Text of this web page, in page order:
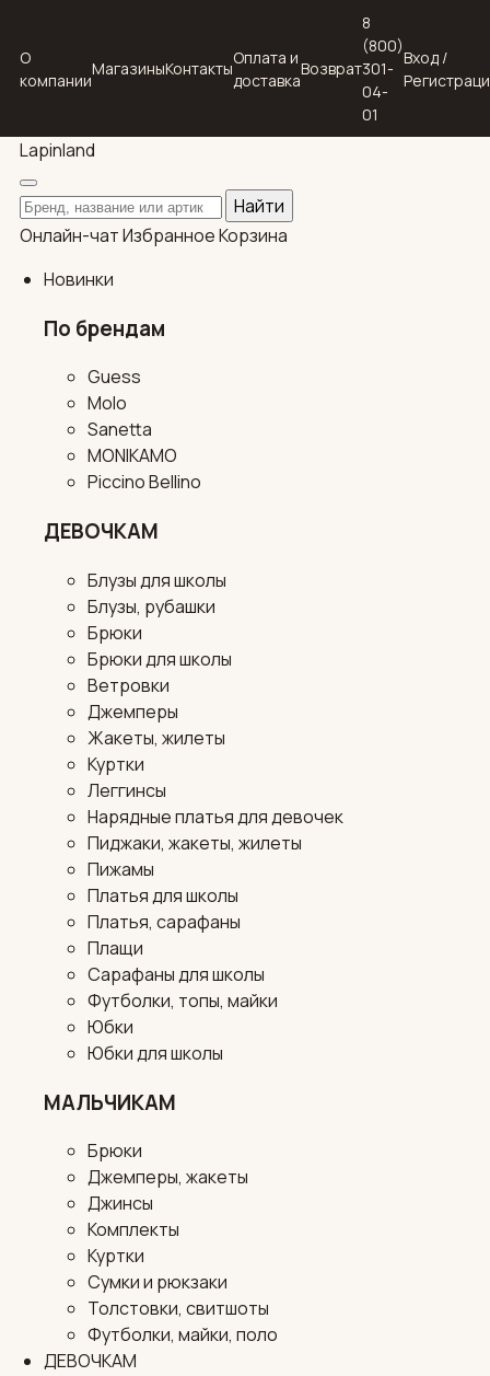
О
компании
МагазиныКонтакты
Оплата и
доставка
Возврат
8
(800)
301-
04-
01
Вход /
Lapinland
Поиск по каталогу
Найти
Онлайн-чатИзбранноеКорзина
Новинки
По брендам
Guess
Molo
Sanetta
MONIKAMO
Piccino Bellino
ДЕВОЧКАМ
Блузы для школы
Блузы, рубашки
Брюки
Брюки для школы
Ветровки
Джемперы
Жакеты, жилеты
Куртки
Леггинсы
Нарядные платья для девочек
Пиджаки, жакеты, жилеты
Пижамы
Платья для школы
Платья, сарафаны
Плащи
Сарафаны для школы
Футболки, топы, майки
Юбки
Юбки для школы
МАЛЬЧИКАМ
Брюки
Джемперы, жакеты
Джинсы
Комплекты
Куртки
Сумки и рюкзаки
Толстовки, свитшоты
Футболки, майки, поло
ДЕВОЧКАМ